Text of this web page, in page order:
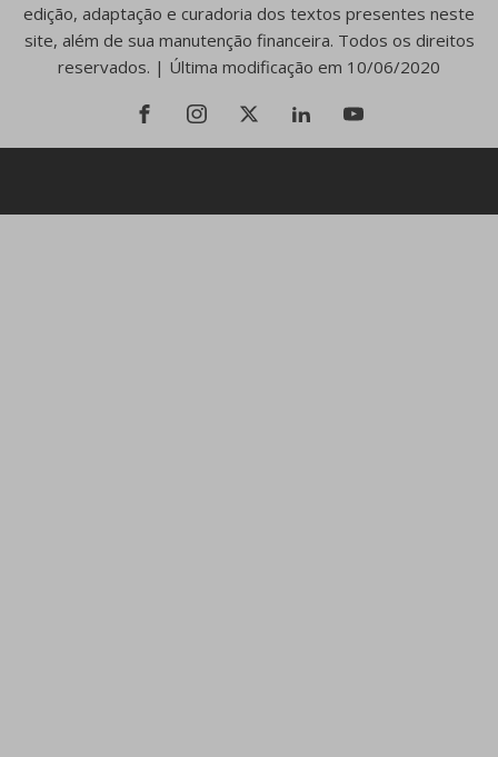
edição, adaptação e curadoria dos textos presentes neste
site, além de sua manutenção financeira. Todos os direitos
reservados. | Última modificação em 10/06/2020